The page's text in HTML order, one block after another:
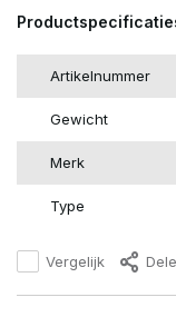
Artikelnummer
Gewicht
Merk
Type
Vergelijk